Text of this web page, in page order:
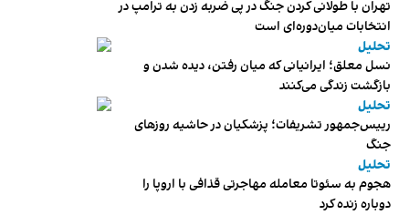
تهران با طولانی کردن جنگ در پی ضربه زدن به ترامپ در
انتخابات میان‌دوره‌ای است
تحلیل
نسل معلق؛ ایرانیانی که میان رفتن، دیده شدن و
بازگشت زندگی می‌کنند
تحلیل
رییس‌جمهور تشریفات؛ پزشکیان در حاشیه روزهای
جنگ
تحلیل
هجوم به سئوتا معامله مهاجرتی قذافی با اروپا را
دوباره زنده کرد